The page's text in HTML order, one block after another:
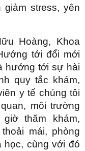
giảm stress, yên
Hoàng, Khoa
tới đổi mới
hướng tới sự hài
quy tắc khám,
y tế chúng tôi
môi trường
thăm khám,
mái, phòng
học, cùng với đó